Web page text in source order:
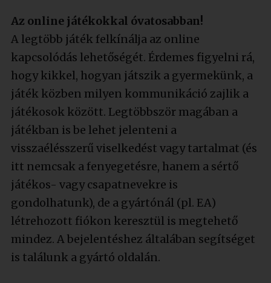
Az online játékokkal óvatosabban!
A legtöbb játék felkínálja az online
kapcsolódás lehetőségét. Érdemes figyelni rá,
hogy kikkel, hogyan játszik a gyermekünk, a
játék közben milyen kommunikáció zajlik a
játékosok között. Legtöbbször magában a
játékban is be lehet jelenteni a
visszaélésszerű viselkedést vagy tartalmat (és
itt nemcsak a fenyegetésre, hanem a sértő
játékos- vagy csapatnevekre is
gondolhatunk), de a gyártónál (pl. EA)
létrehozott fiókon keresztül is megtehető
mindez. A bejelentéshez általában segítséget
is találunk a gyártó oldalán.